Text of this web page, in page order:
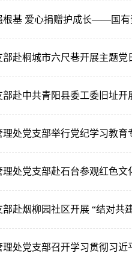
根基 爱心捐赠护成长——国有
部赴桐城市六尺巷开展主题党
部赴中共青阳县委工委旧址开
理处党支部举行党纪学习教育
理处党支部赴石台参观红色文
部赴烟柳园社区开展 “结对共
理处党支部召开学习贯彻习